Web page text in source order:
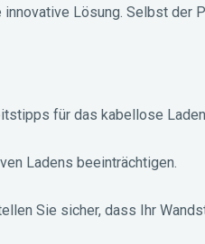
Lösung. Selbst der
für das kabellose
Ladens beeinträchtigen.
Sie sicher, dass Ihr